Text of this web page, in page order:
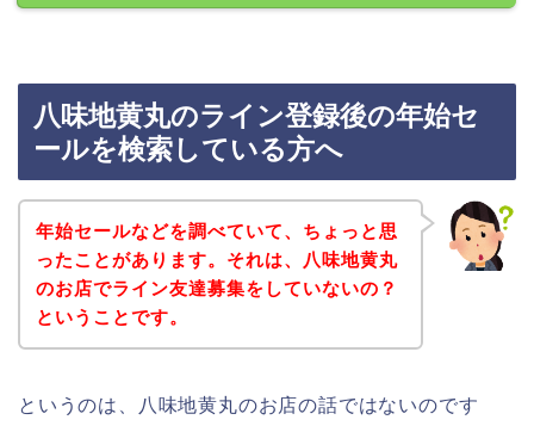
八味地黄丸のライン登録後の年始セ
ールを検索している方へ
年始セールなどを調べていて、ちょっと思
ったことがあります。それは、八味地黄丸
のお店でライン友達募集をしていないの？
ということです。
というのは、八味地黄丸のお店の話ではないのです